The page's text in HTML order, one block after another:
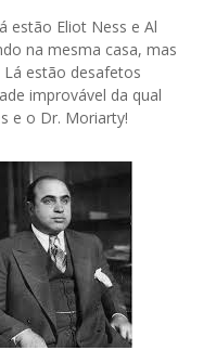
estão Eliot Ness e Al
na mesma casa, mas
Lá estão desafetos
improvável da qual
e o Dr. Moriarty!